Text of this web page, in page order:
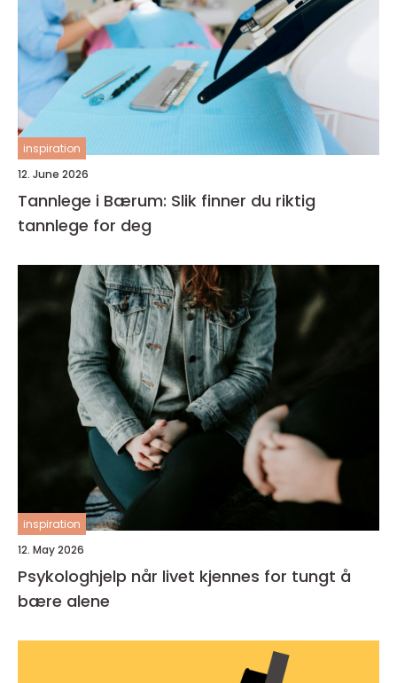
inspiration
12. June 2026
Tannlege i Bærum: Slik finner du riktig
tannlege for deg
inspiration
12. May 2026
Psykologhjelp når livet kjennes for tungt å
bære alene